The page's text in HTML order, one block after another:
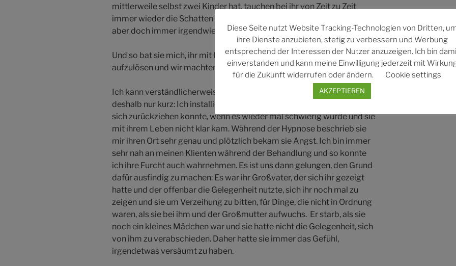
mittlerweile selbst zwei Kinder hat, tauchen bei ihr von Zeit zu Zeit
immer wieder die Schatten der Vergangenheit auf, diffus, nicht greifbar,
aber doch immer irgendwie belastend und einschränkend.
Und so bat sie mich, ihr mit Hypnose zu helfen, diese dunklen Seiten
aufzulösen und wir machten uns an die Arbeit.
Ich kann verständlicherweise nicht alles im Detail wiedergeben,
deshalb nur kurz: Ich installierte bei ihr einen sicheren Ort, an dem sie
sich zurückziehen konnte, wenn es wieder mal schwierig wurde und sie
mit ihrem Leben nicht klar kam. Während der Hypnose beschrieb sie
mir ihren Ort sehr genau und plötzlich bekam sie Angst. Ich bin immer
sehr nah an meinen Klienten während der Behandlung und so konnte
ich ihre Furcht auch wahrnehmen. Es ist uns dann gelungen, den Grund
dafür ausfindig zu machen: Es war ihr Großvater, der sich ihr gezeigt
hatte und der offenbar die Gelegenheit nutzte, sich ihr noch mal zu
zeigen und sie um Verzeihung zu bitten, für Dinge, die nicht in Ordnung
waren, als sie bei ihm und der Großmutter aufwuchs. Er starb, als sie
noch ein kleines Mädchen war und sie hatte nicht die Gelegenheit, sich
von ihm zu verabschieden. Daher hatte sie immer das Gefühl,
irgendetwas versäumt zu haben.
Diese Seite nutzt Website Tracking-Technologien von Dritten,
ihre Dienste anzubieten, stetig zu verbessern und Werbung
entsprechend der Interessen der Nutzer anzuzeigen. Ich bin
einverstanden und kann meine Einwilligung jederzeit mit
für die Zukunft widerrufen oder ändern.
Cookie settings
AKZEPTIEREN